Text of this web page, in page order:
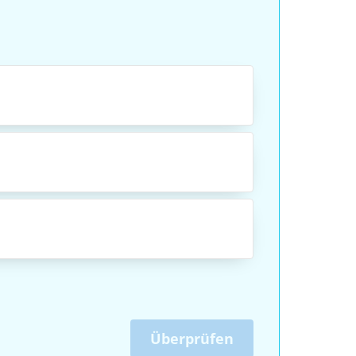
Überprüfen